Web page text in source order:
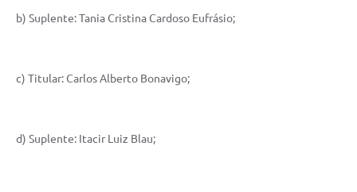
Projetos
Legislação
Links
b) Suplente: Tania Cristina Cardoso Eufrásio;
c) Titular: Carlos Alberto Bonavigo;
d) Suplente: Itacir Luiz Blau;